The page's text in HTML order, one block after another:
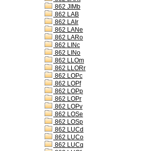
862 JIMb
862 LAB
862 LAIr
862 LANe
862 LARo
862 LINc
862 LINo
862 LLOm
862 LLORr
862 LOPc
862 LOPf
862 LOPp
862 LOPr
862 LOPv
862 LOSe
862 LOSp
862 LUCd
862 LUCo
862 LUCq